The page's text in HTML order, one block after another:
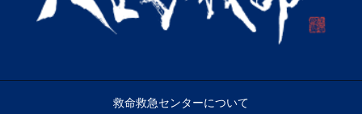
救命救急センターについて